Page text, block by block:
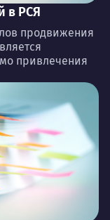
в РСЯ
продвижения
привлечения